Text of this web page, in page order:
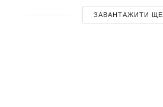
ЗАВАНТАЖИТИ ЩЕ